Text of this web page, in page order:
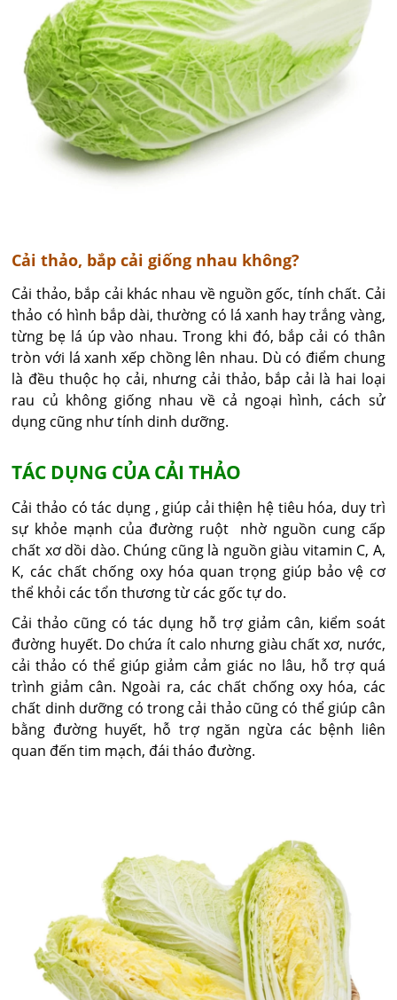
Cải thảo, bắp cải giống nhau không?
Cải thảo, bắp cải khác nhau về nguồn gốc, tính chất. Cải
thảo có hình bắp dài, thường có lá xanh hay trắng vàng,
từng bẹ lá úp vào nhau. Trong khi đó, bắp cải có thân
tròn với lá xanh xếp chồng lên nhau. Dù có điểm chung
là đều thuộc họ cải, nhưng cải thảo, bắp cải là hai loại
rau củ không giống nhau về cả ngoại hình, cách sử
dụng cũng như tính dinh dưỡng.
TÁC DỤNG CỦA CẢI THẢO
Cải thảo có tác dụng , giúp cải thiện hệ tiêu hóa, duy trì
sự khỏe mạnh của đường ruột nhờ nguồn cung cấp
chất xơ dồi dào. Chúng cũng là nguồn giàu vitamin C, A,
K, các chất chống oxy hóa quan trọng giúp bảo vệ cơ
thể khỏi các tổn thương từ các gốc tự do.
Cải thảo cũng có tác dụng hỗ trợ giảm cân, kiểm soát
đường huyết. Do chứa ít calo nhưng giàu chất xơ, nước,
cải thảo có thể giúp giảm cảm giác no lâu, hỗ trợ quá
trình giảm cân. Ngoài ra, các chất chống oxy hóa, các
chất dinh dưỡng có trong cải thảo cũng có thể giúp cân
bằng đường huyết, hỗ trợ ngăn ngừa các bệnh liên
quan đến tim mạch, đái tháo đường.